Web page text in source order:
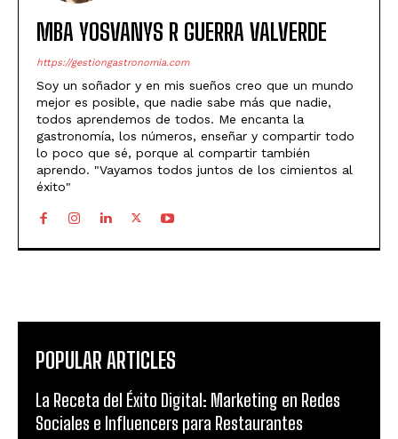
MBA YOSVANYS R GUERRA VALVERDE
https://gestiongastronomia.com
Soy un soñador y en mis sueños creo que un mundo
mejor es posible, que nadie sabe más que nadie,
todos aprendemos de todos. Me encanta la
gastronomía, los números, enseñar y compartir todo
lo poco que sé, porque al compartir también
aprendo. "Vayamos todos juntos de los cimientos al
éxito"
POPULAR ARTICLES
La Receta del Éxito Digital: Marketing en Redes
Sociales e Influencers para Restaurantes